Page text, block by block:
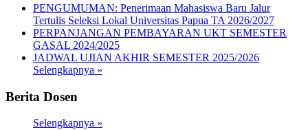
PENGUMUMAN: Penerimaan Mahasiswa Baru Jalur
Tertulis Seleksi Lokal Universitas Papua TA 2026/2027
PERPANJANGAN PEMBAYARAN UKT SEMESTER
GASAL 2024/2025
JADWAL UJIAN AKHIR SEMESTER 2025/2026
Selengkapnya »
Berita Dosen
Selengkapnya »